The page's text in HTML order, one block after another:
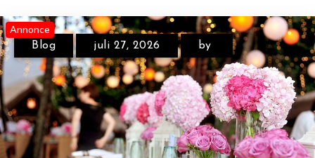
Annonce
Annonce
Blog juli 27, 2026 by
Annonce